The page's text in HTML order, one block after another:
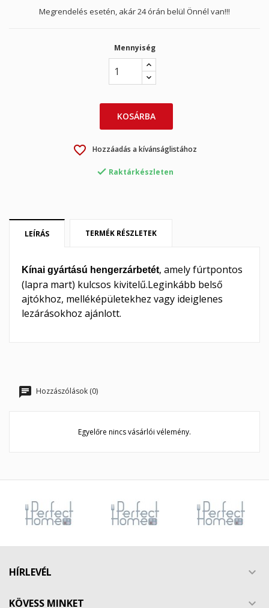
Megrendelés esetén, akár 24 órán belül Önnél van!!!
Mennyiség
KOSÁRBA
favorite_border Hozzáadás a kívánságlistához
 Raktárkészleten
LEÍRÁS TERMÉK RÉSZLETEK
Kínai gyártású hengerzárbetét, amely fúrtpontos
(lapra mart) kulcsos kivitelű.Leginkább belső
ajtókhoz, melléképületekhez vagy ideiglenes
lezárásokhoz ajánlott.
Hozzászólások (0)
Egyelőre nincs vásárlói vélemény.
HÍRLEVÉL 
KÖVESS MINKET 
My wishlists
Kívánságlista létrehozása
Kívánságlista neve
Be kell jelentkezned a termékek kívánságlistába történő